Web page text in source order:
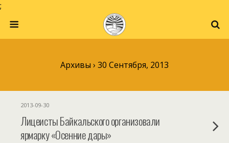
;
Архивы › 30 Сентября, 2013
2013-09-30
Лицеисты Байкальского организовали
ярмарку «Осенние дары»